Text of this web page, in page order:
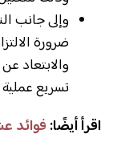
وإلى جانب
ضرورة
والابتعاد
تسريع
اقرأ أيضًا: فوائد